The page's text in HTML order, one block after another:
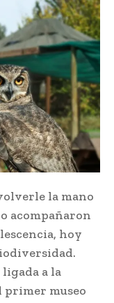
la mano
acompañaron
hoy
a la
primer museo